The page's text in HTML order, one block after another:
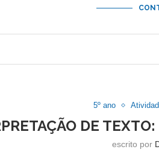
5º ano
DE
escrito por